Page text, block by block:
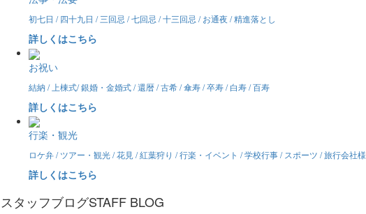
初七日 / 四十九日 / 三回忌 / 七回忌 / 十三回忌 / お通夜 / 精進落とし
詳しくはこちら
お祝い
結納 / 上棟式/ 銀婚・金婚式 / 還暦 / 古希 / 傘寿 / 卒寿 / 白寿 / 百寿
詳しくはこちら
行楽・観光
ロケ弁 / ツアー・観光 / 花見 / 紅葉狩り / 行楽・イベント / 学校行事 / スポーツ / 旅行会社様
詳しくはこちら
スタッフブログSTAFF BLOG